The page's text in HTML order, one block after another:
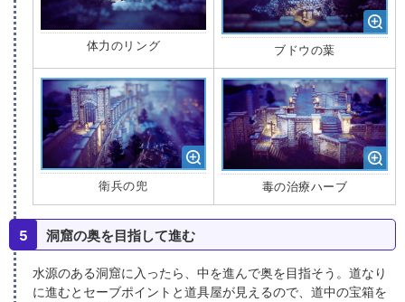
体力のリング ブドウの葉
衛兵の兜 毒の治療ハーブ
5 洞窟の奥を目指して進む
水源のある洞窟に入ったら、中を進んで奥を目指そう。道なり
に進むとセーブポイントと道具屋が見えるので、道中の宝箱を